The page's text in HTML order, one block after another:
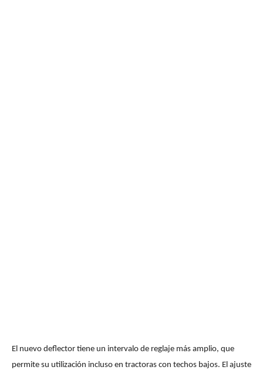
El nuevo deflector tiene un intervalo de reglaje más amplio, que
permite su utilización incluso en tractoras con techos bajos. El ajuste